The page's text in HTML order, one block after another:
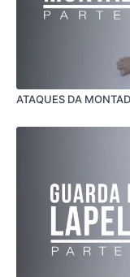
ATAQUES DA